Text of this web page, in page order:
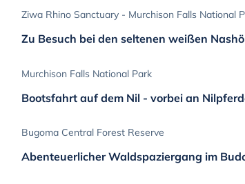
Ziwa Rhino Sanctuary - Murchison Falls National
Zu Besuch bei den seltenen weißen
Murchison Falls National Park
Bootsfahrt auf dem Nil - vorbei an
Bugoma Central Forest Reserve
Abenteuerlicher Waldspaziergang im